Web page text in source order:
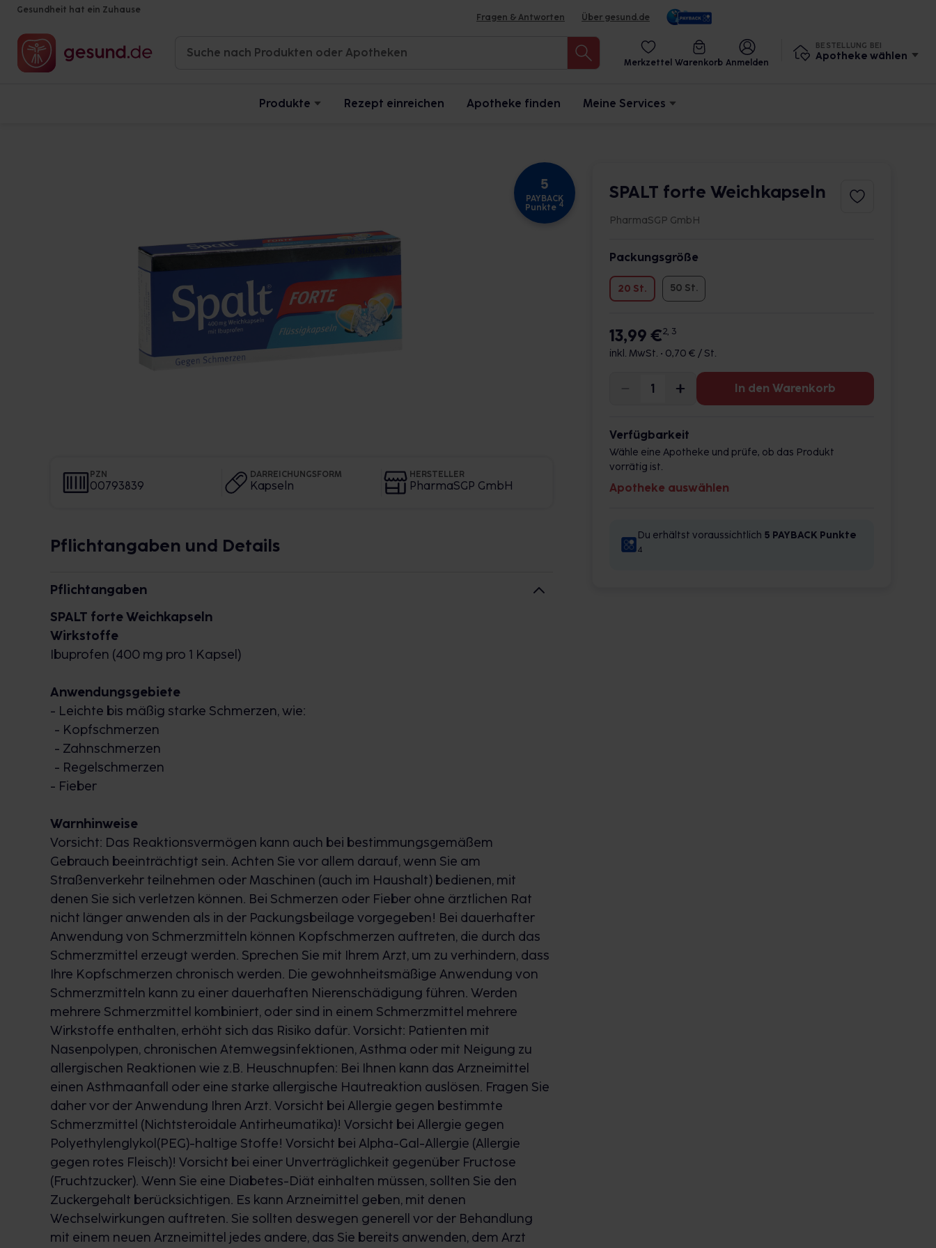
Gesundheit hat ein Zuhause
Fragen & Antworten Über gesund.de
Merkzettel Warenkorb Anmelden
BESTELLUNG BEI
Apotheke wählen
Produkte Rezept einreichen Apotheke finden Meine Services
5
PAYBACK
Punkte 4
PZN
00793839
DARREICHUNGSFORM
Kapseln
HERSTELLER
PharmaSGP GmbH
Pflichtangaben und Details
Pflichtangaben
SPALT forte Weichkapseln
Wirkstoffe
Ibuprofen (400 mg pro 1 Kapsel)
Anwendungsgebiete
- Leichte bis mäßig starke Schmerzen, wie:
- Kopfschmerzen
- Zahnschmerzen
- Regelschmerzen
- Fieber
Warnhinweise
Vorsicht: Das Reaktionsvermögen kann auch bei bestimmungsgemäßem
Gebrauch beeinträchtigt sein. Achten Sie vor allem darauf, wenn Sie am
Straßenverkehr teilnehmen oder Maschinen (auch im Haushalt) bedienen, mit
denen Sie sich verletzen können. Bei Schmerzen oder Fieber ohne ärztlichen Rat
nicht länger anwenden als in der Packungsbeilage vorgegeben! Bei dauerhafter
Anwendung von Schmerzmitteln können Kopfschmerzen auftreten, die durch das
Schmerzmittel erzeugt werden. Sprechen Sie mit Ihrem Arzt, um zu verhindern, dass
Ihre Kopfschmerzen chronisch werden. Die gewohnheitsmäßige Anwendung von
Schmerzmitteln kann zu einer dauerhaften Nierenschädigung führen. Werden
mehrere Schmerzmittel kombiniert, oder sind in einem Schmerzmittel mehrere
Wirkstoffe enthalten, erhöht sich das Risiko dafür. Vorsicht: Patienten mit
Nasenpolypen, chronischen Atemwegsinfektionen, Asthma oder mit Neigung zu
allergischen Reaktionen wie z.B. Heuschnupfen: Bei Ihnen kann das Arzneimittel
einen Asthmaanfall oder eine starke allergische Hautreaktion auslösen. Fragen Sie
daher vor der Anwendung Ihren Arzt. Vorsicht bei Allergie gegen bestimmte
Schmerzmittel (Nichtsteroidale Antirheumatika)! Vorsicht bei Allergie gegen
Polyethylenglykol(PEG)-haltige Stoffe! Vorsicht bei Alpha-Gal-Allergie (Allergie
gegen rotes Fleisch)! Vorsicht bei einer Unverträglichkeit gegenüber Fructose
(Fruchtzucker). Wenn Sie eine Diabetes-Diät einhalten müssen, sollten Sie den
Zuckergehalt berücksichtigen. Es kann Arzneimittel geben, mit denen
Wechselwirkungen auftreten. Sie sollten deswegen generell vor der Behandlung
mit einem neuen Arzneimittel jedes andere, das Sie bereits anwenden, dem Arzt
SPALT forte Weichkapseln
PharmaSGP GmbH
Packungsgröße
20 St. 50 St.
13,99 €2, 3
inkl. MwSt. • 0,70 € / St.
In den Warenkorb
Verfügbarkeit
Wähle eine Apotheke und prüfe, ob das Produkt
vorrätig ist.
Apotheke auswählen
Du erhältst voraussichtlich 5 PAYBACK Punkte
4